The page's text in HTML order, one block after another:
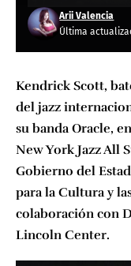
Última
Arii Valencia
Kendrick Scott,
del jazz
su banda Oracle,
New York Jazz All
Gobierno del
para la Cultura y
colaboración con
Lincoln Center.